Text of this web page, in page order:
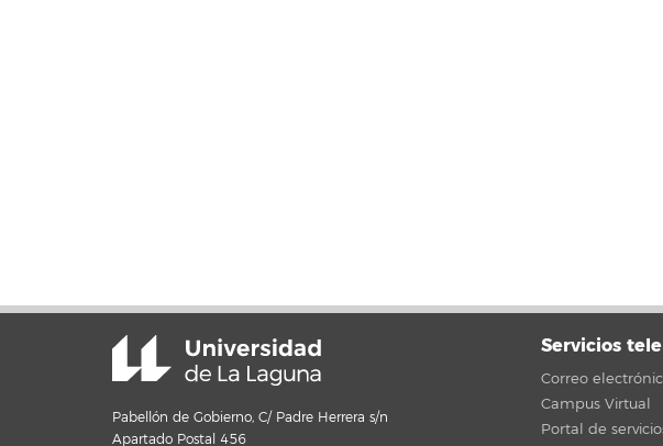
Pabellón de Gobierno, C/ Padre Herrera s/n
Apartado Postal 456
Servicios
Correo
Campus Virtual
Portal de